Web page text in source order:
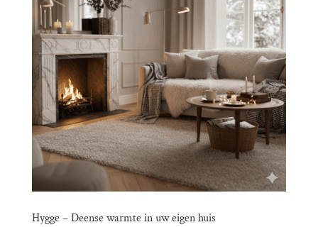
Hygge – Deense warmte in uw eigen huis